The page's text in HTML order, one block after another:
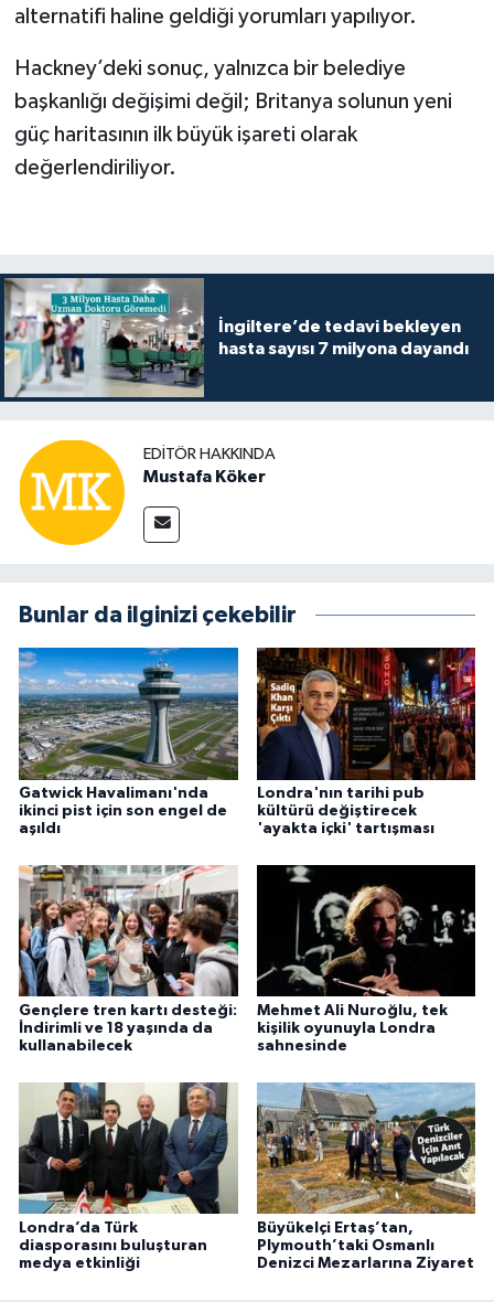
alternatifi haline geldiği yorumları yapılıyor.
Hackney’deki sonuç, yalnızca bir belediye
başkanlığı değişimi değil; Britanya solunun yeni
güç haritasının ilk büyük işareti olarak
değerlendiriliyor.
İngiltere’de tedavi bekleyen
hasta sayısı 7 milyona dayandı
EDITÖR HAKKINDA
Mustafa Köker
Bunlar da ilginizi çekebilir
Gatwick Havalimanı'nda
ikinci pist için son engel de
aşıldı
Londra'nın tarihi pub
kültürü değiştirecek
'ayakta içki' tartışması
Gençlere tren kartı desteği:
İndirimli ve 18 yaşında da
kullanabilecek
Mehmet Ali Nuroğlu, tek
kişilik oyunuyla Londra
sahnesinde
Londra’da Türk
diasporasını buluşturan
medya etkinliği
Büyükelçi Ertaş’tan,
Plymouth’taki Osmanlı
Denizci Mezarlarına Ziyaret